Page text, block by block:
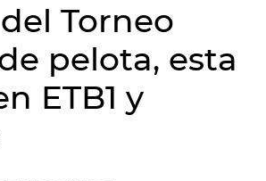
Torneo
pelota, esta
ETB1 y